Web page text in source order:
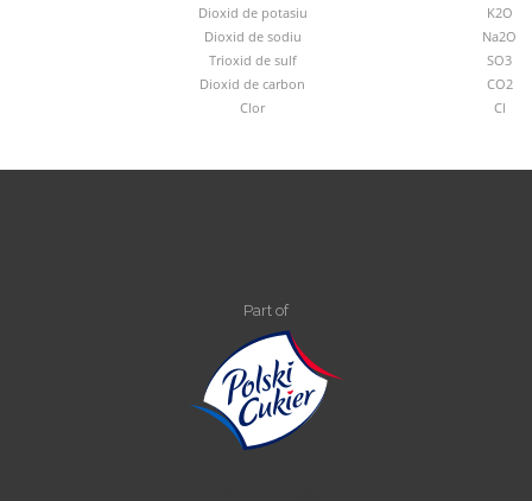
Dioxid de potasiu
K2O
Dioxid de sodiu
Na2O
Trioxid de sulf
SO3
Dioxid de carbon
CO2
Clor
Cl
Part of